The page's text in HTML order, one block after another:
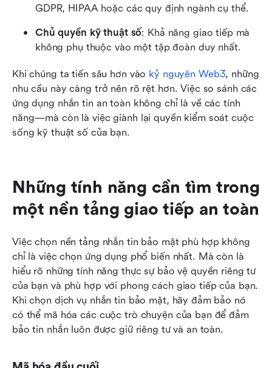
GDPR, HIPAA hoặc các quy định ngành cụ thể.
Chủ quyền kỹ thuật số: Khả năng giao tiếp mà
không phụ thuộc vào một tập đoàn duy nhất.
Khi chúng ta tiến sâu hơn vào kỷ nguyên Web3, những
nhu cầu này càng trở nên rõ rệt hơn. Việc so sánh các
ứng dụng nhắn tin an toàn không chỉ là về các tính
năng—mà còn là việc giành lại quyền kiểm soát cuộc
sống kỹ thuật số của bạn.
Những tính năng cần tìm trong
một nền tảng giao tiếp an toàn
Việc chọn nền tảng nhắn tin bảo mật phù hợp không
chỉ là việc chọn ứng dụng phổ biến nhất. Mà còn là
hiểu rõ những tính năng thực sự bảo vệ quyền riêng tư
của bạn và phù hợp với phong cách giao tiếp của bạn.
Khi chọn dịch vụ nhắn tin bảo mật, hãy đảm bảo nó
có thể mã hóa các cuộc trò chuyện của bạn để đảm
bảo tin nhắn luôn được giữ riêng tư và an toàn.